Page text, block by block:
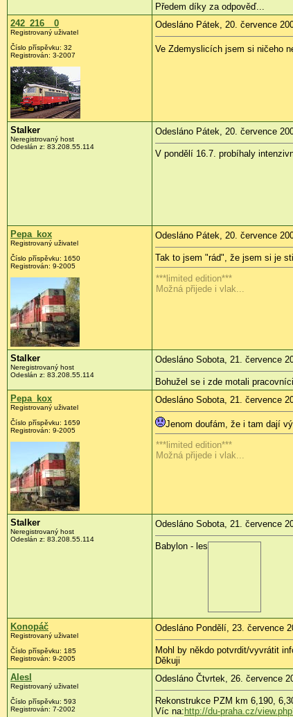
Předem díky za odpověď...
242_216__0
Registrovaný uživatel
Číslo příspěvku: 32
Registrován: 3-2007
Odesláno Pátek, 20. července
Ve Zdemyslicích jsem si ničeho
Stalker
Neregistrovaný host
Odeslán z: 83.208.55.114
Odesláno Pátek, 20. července
V pondělí 16.7. probíhaly
Pepa_kox
Registrovaný uživatel
Číslo příspěvku: 1650
Registrován: 9-2005
Odesláno Pátek, 20. července
Tak to jsem "rád", že jsem si je
***limited edition***
Možná přijede i vlak...
Stalker
Neregistrovaný host
Odeslán z: 83.208.55.114
Odesláno Sobota, 21. července
Bohužel se i zde motali
Pepa_kox
Registrovaný uživatel
Číslo příspěvku: 1659
Registrován: 9-2005
Odesláno Sobota, 21. července
Jenom doufám, že i tam dají
***limited edition***
Možná přijede i vlak...
Stalker
Neregistrovaný host
Odeslán z: 83.208.55.114
Odesláno Sobota, 21. července
Babylon - les
Konopáč
Registrovaný uživatel
Číslo příspěvku: 185
Registrován: 9-2005
Odesláno Pondělí, 23. července
Mohl by někdo potvrdit/vyvrátit
Děkuji
Alesl
Registrovaný uživatel
Číslo příspěvku: 593
Registrován: 7-2002
Odesláno Čtvrtek, 26. července
Rekonstrukce PZM km 6,190,
Víc na: http://du-praha.cz/